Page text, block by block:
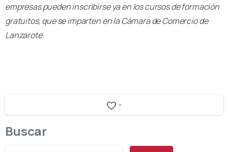
empresas pueden inscribirse ya en los cursos de formación
gratuitos, que se imparten en la Cámara de Comercio de
Lanzarote.
-
Buscar